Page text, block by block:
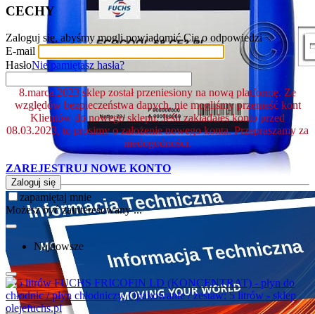
CECHY
Zaloguj się, abyśmy mogli powiadomić Cię o odpowiedzi
E-mail
HasłoNie pamiętasz hasła?
8.marca.2023 sklep został przeniesiony na nową platformę. Ze
względów bezpieczeństwa danych, nie mogliśmy przenieść kont
Klientów do nowego sklepu. Jeśli zakładałeś konto przed
08.03.2023, to prosimy o założenie nowego konta. Przepraszamy za
niedogodności.
ZAREJESTRUJ NOWE KONTO
Zaloguj się
zapamiętaj mnie
Możesz być zainteresowany ...
Najnowsze